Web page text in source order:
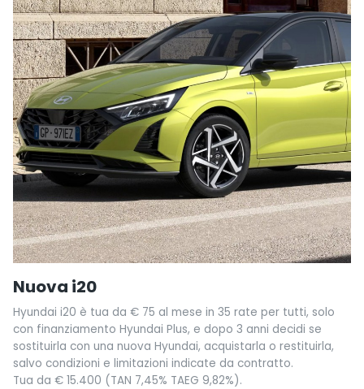
Nuova i20
Hyundai i20 è tua da € 75 al mese in 35 rate per tutti, solo
con finanziamento Hyundai Plus, e dopo 3 anni decidi se
sostituirla con una nuova Hyundai, acquistarla o restituirla,
salvo condizioni e limitazioni indicate da contratto.
Tua da € 15.400 (TAN 7,45% TAEG 9,82%).